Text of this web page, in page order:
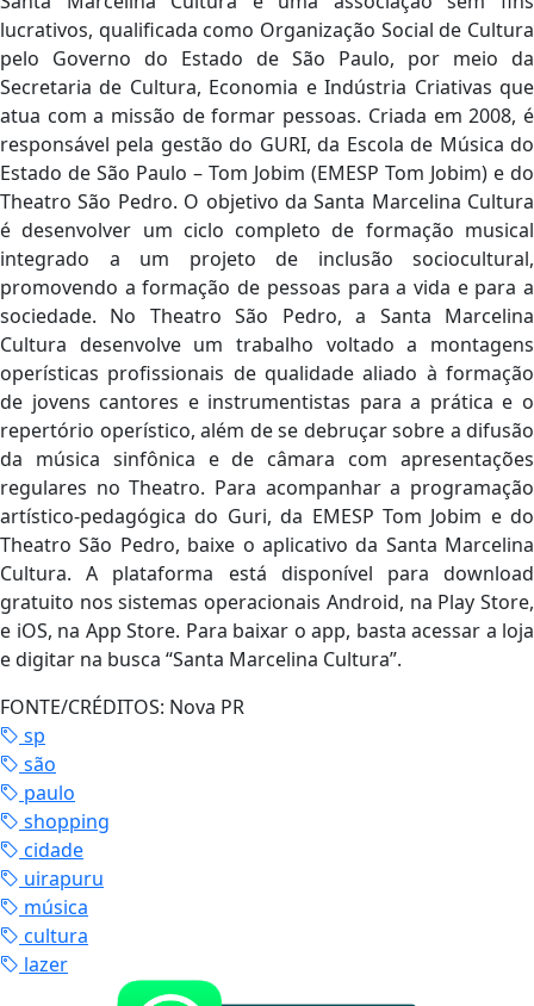
lucrativos, qualificada como Organização Social de Cultura
pelo Governo do Estado de São Paulo, por meio da
Secretaria de Cultura, Economia e Indústria Criativas que
atua com a missão de formar pessoas. Criada em 2008, é
responsável pela gestão do GURI, da Escola de Música do
Estado de São Paulo – Tom Jobim (EMESP Tom Jobim) e do
Theatro São Pedro. O objetivo da Santa Marcelina Cultura
é desenvolver um ciclo completo de formação musical
integrado a um projeto de inclusão sociocultural,
promovendo a formação de pessoas para a vida e para a
sociedade. No Theatro São Pedro, a Santa Marcelina
Cultura desenvolve um trabalho voltado a montagens
operísticas profissionais de qualidade aliado à formação
de jovens cantores e instrumentistas para a prática e o
repertório operístico, além de se debruçar sobre a difusão
da música sinfônica e de câmara com apresentações
regulares no Theatro. Para acompanhar a programação
artístico-pedagógica do Guri, da EMESP Tom Jobim e do
Theatro São Pedro, baixe o aplicativo da Santa Marcelina
Cultura. A plataforma está disponível para download
gratuito nos sistemas operacionais Android, na Play Store,
e iOS, na App Store. Para baixar o app, basta acessar a loja
e digitar na busca “Santa Marcelina Cultura”.
FONTE/CRÉDITOS: Nova PR
sp
são
paulo
shopping
cidade
uirapuru
música
cultura
lazer